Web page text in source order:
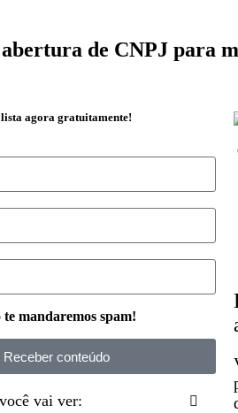
de CNPJ para
agora gratuitamente!
te mandaremos spam!
Receber conteúdo
vai ver: